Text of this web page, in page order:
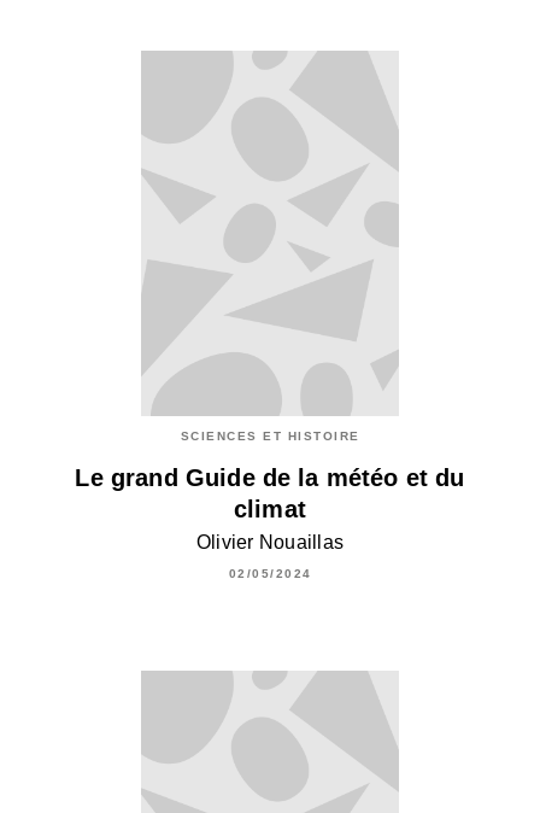
SCIENCES ET HISTOIRE
Le grand Guide de la météo et du
climat
Olivier Nouaillas
02/05/2024